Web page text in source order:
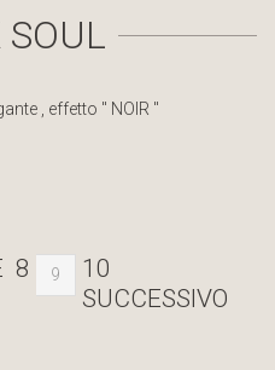
SOUL
, effetto " NOIR "
8 9
10
SUCCESSIVO